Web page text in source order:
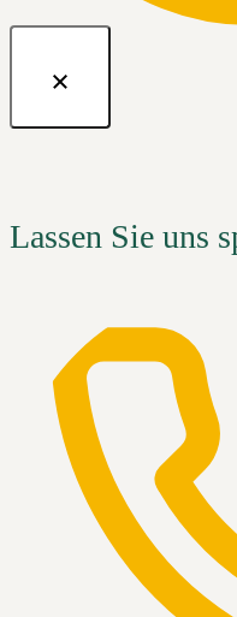
Lassen Sie uns